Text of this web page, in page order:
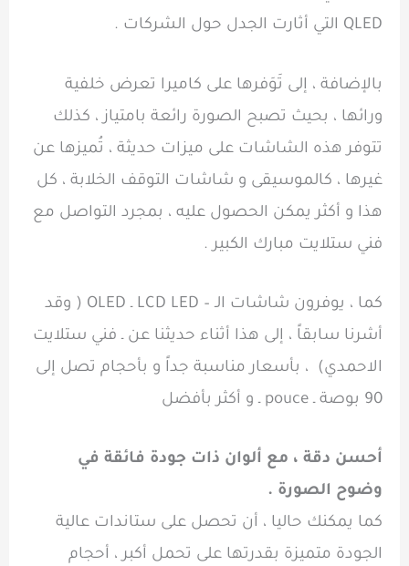
QLED التي أثارت الجدل حول الشركات .
بالإضافة ، إلى تَوَفرها على كاميرا تعرض خلفية
ورائها ، بحيث تصبح الصورة رائعة بامتياز ، كذلك
تتوفر هذه الشاشات على ميزات حديثة ، تُميزها عن
غيرها ، كالموسيقى و شاشات التوقف الخلابة ، كل
هذا و أكثر يمكن الحصول عليه ، بمجرد التواصل مع
فني ستلايت مبارك الكبير .
كما ، يوفرون شاشات الـ – LCD LED ـ OLED ( وقد
أشرنا سابقاً ، إلى هذا أثناء حديثنا عن ـ فني ستلايت
الاحمدي) ، بأسعار مناسبة جداً و بأحجام تصل إلى
90 بوصة ـ pouce ـ و أكثر بأفضل
أحسن دقة ، مع ألوان ذات جودة فائقة في
وضوح الصورة .
كما يمكنك حاليا ، أن تحصل على ستاندات عالية
الجودة متميزة بقدرتها على تحمل أكبر ، أحجام